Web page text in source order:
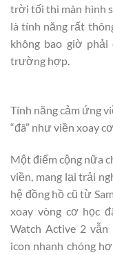
trời tối thì màn hình
là tính năng rất
không bao giờ
trường hợp.
Tính năng cảm ứng
“đã” như viền xoay
Một điểm cộng nữa
viền, mang lại trải
hệ đồng hồ cũ từ
xoay vòng cơ học
Watch Active 2 vẫn
icon nhanh chóng